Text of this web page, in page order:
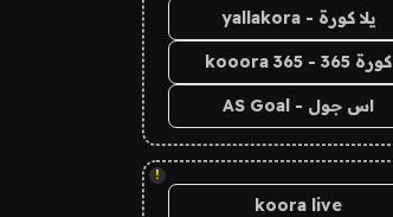
يلا كورة - yallakora
كورة 365 - kooora 365
اس جول - AS Goal
!
koora live